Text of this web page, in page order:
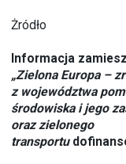
Żródło
Informacja
„Zielona Europa –
z województwa
środowiska i jego
oraz zielonego
transportu